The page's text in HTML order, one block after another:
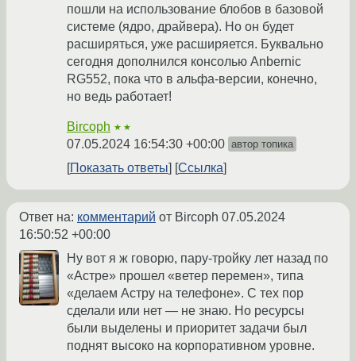
пошли на использование блобов в базовой
системе (ядро, драйвера). Но он будет
расширяться, уже расширяется. Буквально
сегодня дополнился консолью Anbernic
RG552, пока что в альфа-версии, конечно,
но ведь работает!
Bircoph ★★
07.05.2024 16:54:30 +00:00 автор топика
Показать ответы Ссылка
Ответ на: комментарий от Bircoph 07.05.2024
16:50:52 +00:00
Ну вот я ж говорю, пару-тройку лет назад по
«Астре» прошел «ветер перемен», типа
«делаем Астру на телефоне». С тех пор
сделали или нет — не знаю. Но ресурсы
были выделены и приоритет задачи был
поднят высоко на корпоративном уровне.